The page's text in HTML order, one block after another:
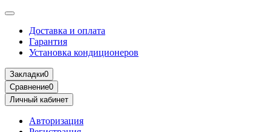
Доставка и оплата
Гарантия
Установка кондиционеров
Закладки0
Сравнение0
Личный кабинет
Авторизация